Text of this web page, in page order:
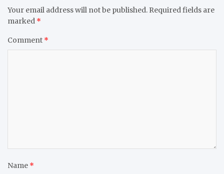
Your email address will not be published. Required fields are
marked *
Comment *
Name *